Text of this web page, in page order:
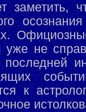
заметить,
уже не
последней
к